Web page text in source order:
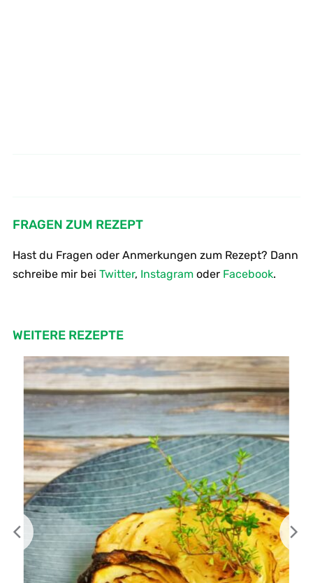
FRAGEN ZUM REZEPT
Hast du Fragen oder Anmerkungen zum Rezept? Dann
schreibe mir bei Twitter, Instagramoder Facebook.
WEITERE REZEPTE